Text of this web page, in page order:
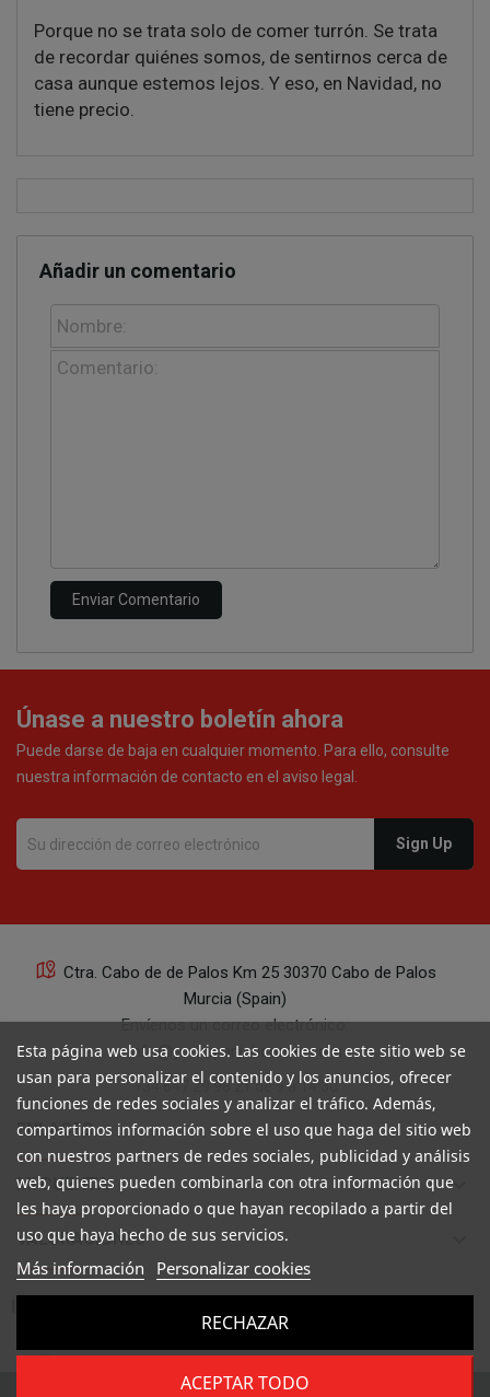
Porque no se trata solo de comer turrón. Se trata
de recordar quiénes somos, de sentirnos cerca de
casa aunque estemos lejos. Y eso, en Navidad, no
tiene precio.
Añadir un comentario
Únase a nuestro boletín ahora
Puede darse de baja en cualquier momento. Para ello, consulte
nuestra información de contacto en el aviso legal.
Ctra. Cabo de de Palos Km 25 30370 Cabo de Palos
Murcia (Spain)
Envíenos un correo electrónico:
info@yourspanishcorner.com
+34 647 29 98 21 de 9 a 14:30
ENLACES keyboard_arrow_down
MI CUENTA keyboard_arrow_down
VALORACIONES
Esta página web usa cookies. Las cookies de este sitio web se
usan para personalizar el contenido y los anuncios, ofrecer
funciones de redes sociales y analizar el tráfico. Además,
compartimos información sobre el uso que haga del sitio web
con nuestros partners de redes sociales, publicidad y análisis
web, quienes pueden combinarla con otra información que
les haya proporcionado o que hayan recopilado a partir del
uso que haya hecho de sus servicios.
Más información Personalizar cookies
RECHAZAR
ACEPTAR TODO